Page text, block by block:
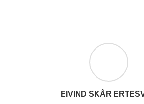
EIVIND SKÅR